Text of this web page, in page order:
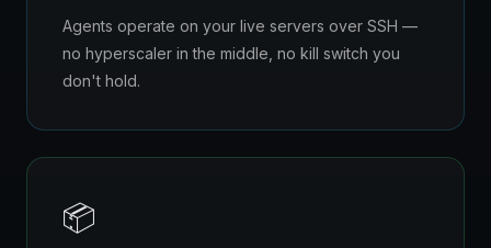
Agents operate on your live servers over SSH —
no hyperscaler in the middle, no kill switch you
don't hold.
📦